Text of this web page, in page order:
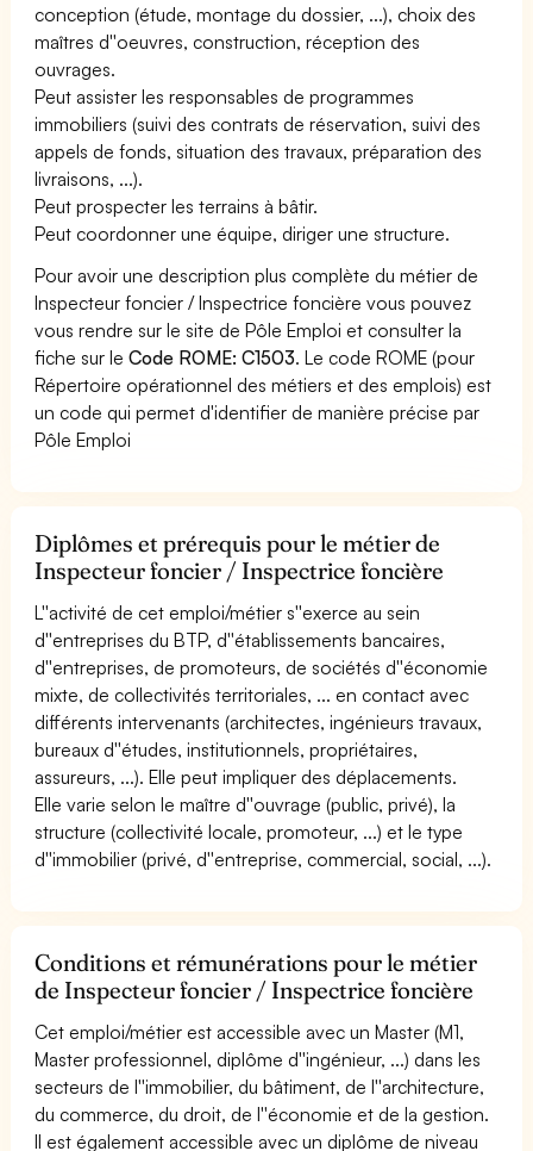
conception (étude, montage du dossier, ...), choix des
maîtres d''oeuvres, construction, réception des
ouvrages.
Peut assister les responsables de programmes
immobiliers (suivi des contrats de réservation, suivi des
appels de fonds, situation des travaux, préparation des
livraisons, ...).
Peut prospecter les terrains à bâtir.
Peut coordonner une équipe, diriger une structure.
Pour avoir une description plus complète du métier de
Inspecteur foncier / Inspectrice foncière vous pouvez
vous rendre sur le site de Pôle Emploi et consulter la
fiche sur leCode ROME: C1503. Le code ROME (pour
Répertoire opérationnel des métiers et des emplois) est
un code qui permet d'identifier de manière précise par
Pôle Emploi
Diplômes et prérequis pour le métier de
Inspecteur foncier / Inspectrice foncière
L''activité de cet emploi/métier s''exerce au sein
d''entreprises du BTP, d''établissements bancaires,
d''entreprises, de promoteurs, de sociétés d''économie
mixte, de collectivités territoriales, ... en contact avec
différents intervenants (architectes, ingénieurs travaux,
bureaux d''études, institutionnels, propriétaires,
assureurs, ...). Elle peut impliquer des déplacements.
Elle varie selon le maître d''ouvrage (public, privé), la
structure (collectivité locale, promoteur, ...) et le type
d''immobilier (privé, d''entreprise, commercial, social, ...).
Conditions et rémunérations pour le métier
de Inspecteur foncier / Inspectrice foncière
Cet emploi/métier est accessible avec un Master (M1,
Master professionnel, diplôme d''ingénieur, ...) dans les
secteurs de l''immobilier, du bâtiment, de l''architecture,
du commerce, du droit, de l''économie et de la gestion.
Il est également accessible avec un diplôme de niveau